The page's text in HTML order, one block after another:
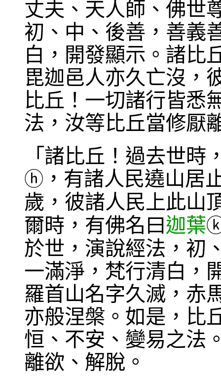
丈夫、天人師、佛世
初、中、後善，善義
白，開發顯示。諸比
毘迦邑人亦久亡沒，
比丘！一切諸行皆悉
法，汝等比丘當修厭
「諸比丘！過去世時
ⓗ ，有諸人民遶山居
歲，彼諸人民上此山
爾時，有佛名曰迦葉
於世，演說經法，初
一滿淨，梵行清白，
羅首山名字久滅，赤
亦般涅槃。如是，比
恒、不安、變易之法
離欲、解脫。